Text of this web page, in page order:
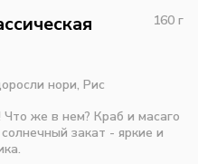
160 г
нори, Рис
Что же в нем? Краб и масаго
закат - яркие и